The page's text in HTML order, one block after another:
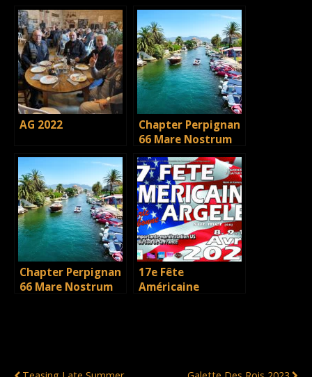
AG 2022
Chapter Perpignan
66 Mare Nostrum
2023
Empuriabrava,
Espagne (2)
Chapter Perpignan
66 Mare Nostrum
17e Fête
Américaine